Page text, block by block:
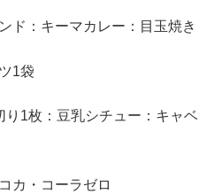
ド：キーマカレー：目玉焼き
1袋
1枚：豆乳シチュー：キャベ
カ・コーラゼロ